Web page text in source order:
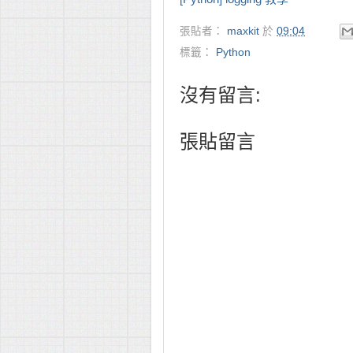
張貼者： maxkit 於 09:04
標籤：
Python
沒有留言:
張貼留言